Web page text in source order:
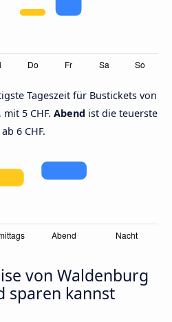
Tageszeit für Bustickets von
5 CHF. Abend ist die teuerste
6 CHF.
von Waldenburg
sparen kannst